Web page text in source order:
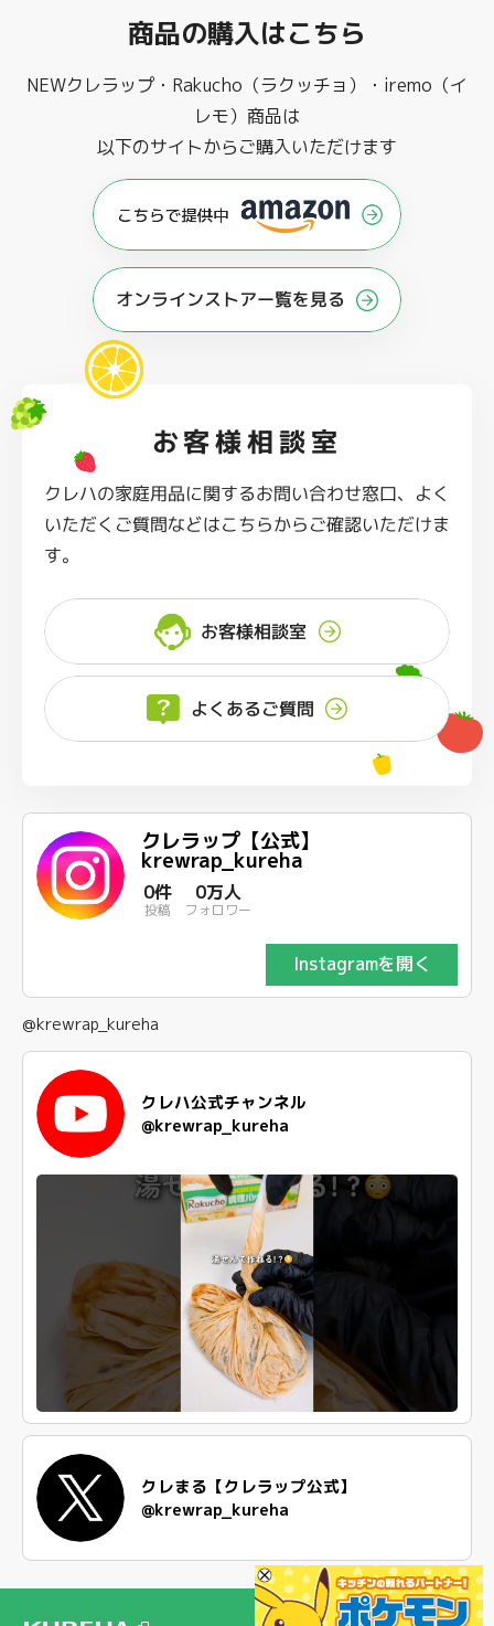
商品の購入はこちら
NEWクレラップ・Rakucho（ラクッチョ）・iremo（イ
レモ）商品は
以下のサイトからご購入いただけます
オンラインストアー覧を見る
お客様相談室
クレハの家庭用品に関するお問い合わせ窓口、よく
いただくご質問などはこちらからご確認いただけま
す。
お客様相談室
よくあるご質問
クレラップ【公式】
krewrap_kureha
0件
投稿
0万人
フォロワー
Instagramを開く
@krewrap_kureha
クレハ公式チャンネル
@krewrap_kureha
クレまる【クレラップ公式】
@krewrap_kureha